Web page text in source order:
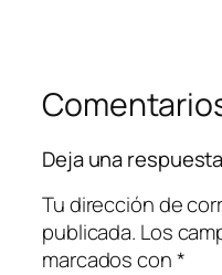
Deja una respuesta
Tu dirección de
publicada. Los
marcados con*